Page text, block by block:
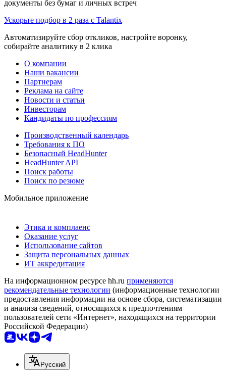
документы без бумаг и личных встреч
Ускорьте подбор в 2 раза с Talantix
Автоматизируйте сбор откликов, настройте воронку,
собирайте аналитику в 2 клика
О компании
Наши вакансии
Партнерам
Реклама на сайте
Новости и статьи
Инвесторам
Кандидаты по профессиям
Производственный календарь
Требования к ПО
Безопасный HeadHunter
HeadHunter API
Поиск работы
Поиск по резюме
Мобильное приложение
Этика и комплаенс
Оказание услуг
Использование сайтов
Защита персональных данных
ИТ аккредитация
На информационном ресурсе hh.ru применяются
рекомендательные технологии (информационные технологии
предоставления информации на основе сбора, систематизации
и анализа сведений, относящихся к предпочтениям
пользователей сети «Интернет», находящихся на территории
Российской Федерации)
Русский